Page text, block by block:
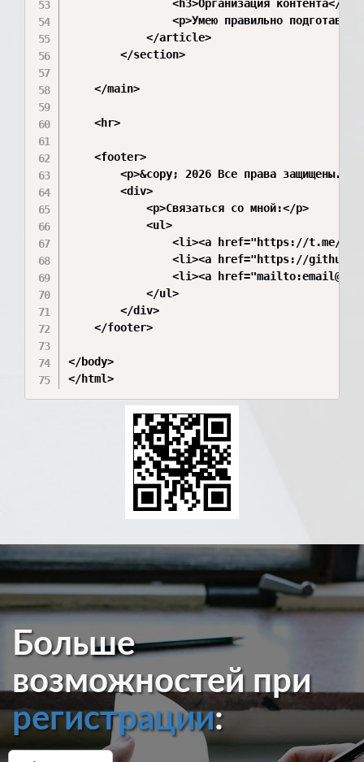
                <h3>Организация контента</h3>
<p>Умею правильно
            </article>
        </section>
    </main>
    <hr>
    <footer>
<p>&copy; 2026 Все права защищены.
        <div>
            <p>Связаться со мной:</p>
            <ul>
<li><a href="https://t.me/
<li><a href="https://
<li><a
            </ul>
        </div>
    </footer>
</body>
Больше
возможностей при
регистрации: